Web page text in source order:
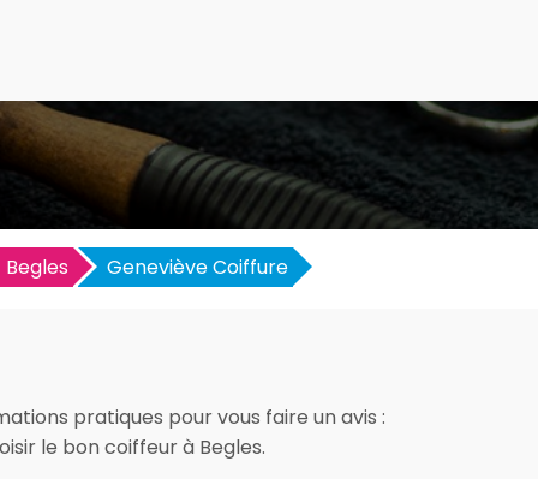
Begles Geneviève Coiffure
pratiques pour vous faire un avis :
le bon coiffeur à Begles.